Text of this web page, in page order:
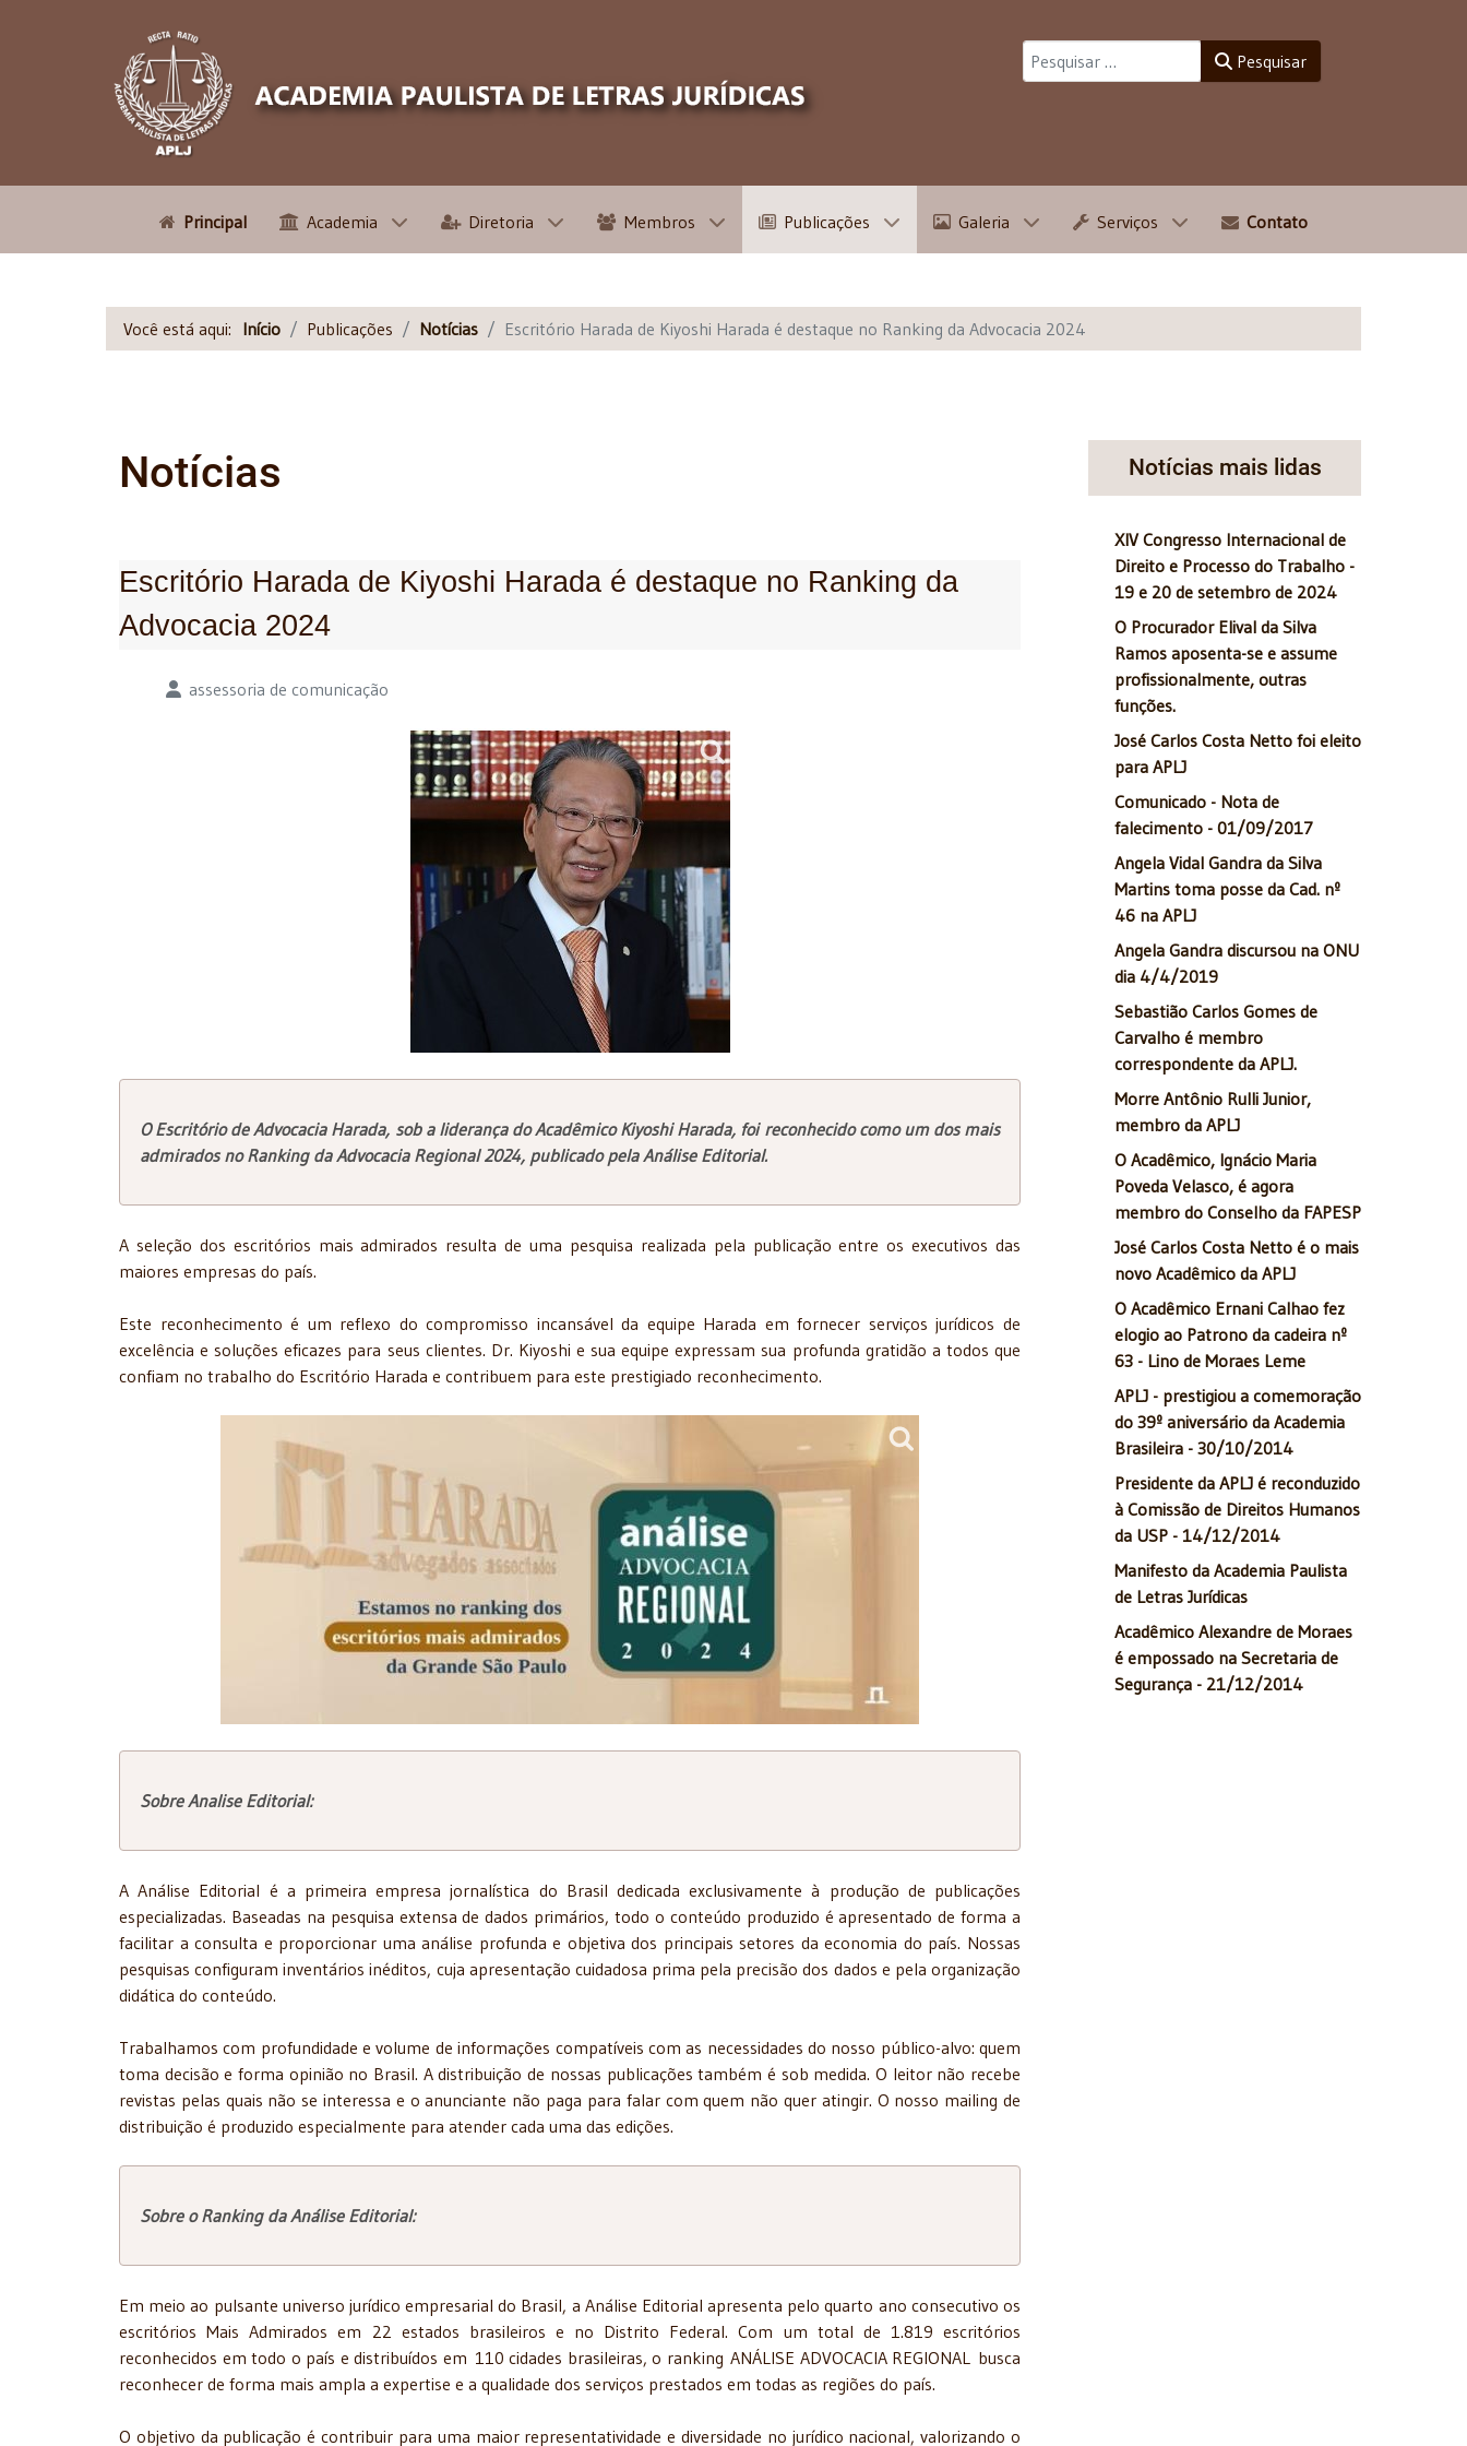
Pesquisar
Principal Academia Diretoria Membros Publicações Galeria Serviços Contato
Você está aqui: Início Publicações Notícias Escritório Harada de Kiyoshi Harada é destaque no Ranking da Advocacia 2024
Notícias
Escritório Harada de Kiyoshi Harada é destaque no Ranking da
Advocacia 2024
Detalhes assessoria de comunicação
O Escritório de Advocacia Harada, sob a liderança do Acadêmico Kiyoshi Harada, foi reconhecido como um dos mais
admirados no Ranking da Advocacia Regional 2024, publicado pela Análise Editorial.
A seleção dos escritórios mais admirados resulta de uma pesquisa realizada pela publicação entre os executivos das
maiores empresas do país.
Este reconhecimento é um reflexo do compromisso incansável da equipe Harada em fornecer serviços jurídicos de
excelência e soluções eficazes para seus clientes. Dr. Kiyoshi e sua equipe expressam sua profunda gratidão a todos que
confiam no trabalho do Escritório Harada e contribuem para este prestigiado reconhecimento.
Sobre Analise Editorial:
A Análise Editorial é a primeira empresa jornalística do Brasil dedicada exclusivamente à produção de publicações
especializadas. Baseadas na pesquisa extensa de dados primários, todo o conteúdo produzido é apresentado de forma a
facilitar a consulta e proporcionar uma análise profunda e objetiva dos principais setores da economia do país. Nossas
pesquisas configuram inventários inéditos, cuja apresentação cuidadosa prima pela precisão dos dados e pela organização
didática do conteúdo.
Trabalhamos com profundidade e volume de informações compatíveis com as necessidades do nosso público-alvo: quem
toma decisão e forma opinião no Brasil. A distribuição de nossas publicações também é sob medida. O leitor não recebe
revistas pelas quais não se interessa e o anunciante não paga para falar com quem não quer atingir. O nosso mailing de
distribuição é produzido especialmente para atender cada uma das edições.
Sobre o Ranking da Análise Editorial:
Em meio ao pulsante universo jurídico empresarial do Brasil, a Análise Editorial apresenta pelo quarto ano consecutivo os
escritórios Mais Admirados em 22 estados brasileiros e no Distrito Federal. Com um total de 1.819 escritórios
reconhecidos em todo o país e distribuídos em 110 cidades brasileiras, o ranking ANÁLISE ADVOCACIA REGIONAL busca
reconhecer de forma mais ampla a expertise e a qualidade dos serviços prestados em todas as regiões do país.
O objetivo da publicação é contribuir para uma maior representatividade e diversidade no jurídico nacional, valorizando o
Notícias mais lidas
XIV Congresso Internacional de
Direito e Processo do Trabalho -
19 e 20 de setembro de 2024
O Procurador Elival da Silva
Ramos aposenta-se e assume
profissionalmente, outras
funções.
José Carlos Costa Netto foi eleito
para APLJ
Comunicado - Nota de
falecimento - 01/09/2017
Angela Vidal Gandra da Silva
Martins toma posse da Cad. nº
46 na APLJ
Angela Gandra discursou na ONU
dia 4/4/2019
Sebastião Carlos Gomes de
Carvalho é membro
correspondente da APLJ.
Morre Antônio Rulli Junior,
membro da APLJ
O Acadêmico, Ignácio Maria
Poveda Velasco, é agora
membro do Conselho da FAPESP
José Carlos Costa Netto é o mais
novo Acadêmico da APLJ
O Acadêmico Ernani Calhao fez
elogio ao Patrono da cadeira nº
63 - Lino de Moraes Leme
APLJ - prestigiou a comemoração
do 39º aniversário da Academia
Brasileira - 30/10/2014
Presidente da APLJ é reconduzido
à Comissão de Direitos Humanos
da USP - 14/12/2014
Manifesto da Academia Paulista
de Letras Jurídicas
Acadêmico Alexandre de Moraes
é empossado na Secretaria de
Segurança - 21/12/2014